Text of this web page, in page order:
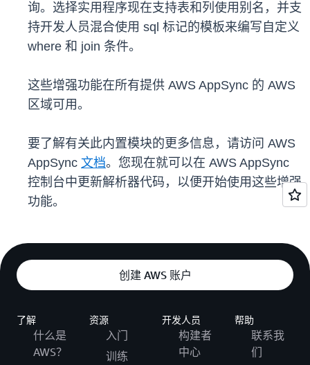
询。选择实用程序现在支持表和列使用别名，并支
持开发人员混合使用 sql 标记的模板来编写自定义
where 和 join 条件。
这些增强功能在所有提供 AWS AppSync 的 AWS
区域可用。
要了解有关此内置模块的更多信息，请访问 AWS
AppSync 文档。您现在就可以在 AWS AppSync
控制台中更新解析器代码，以便开始使用这些增强
功能。
创建 AWS 账户
了解
什么是
AWS？
资源
入门
训练
开发人员
构建者
中心
帮助
联系我
们